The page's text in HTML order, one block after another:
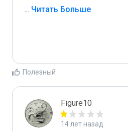
... Читать Больше
Полезный
Figure10
14 лет назад